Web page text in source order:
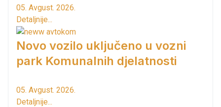
05. Avgust. 2026.
Detaljnije...
Novo vozilo uključeno u vozni
park Komunalnih djelatnosti
05. Avgust. 2026.
Detaljnije...